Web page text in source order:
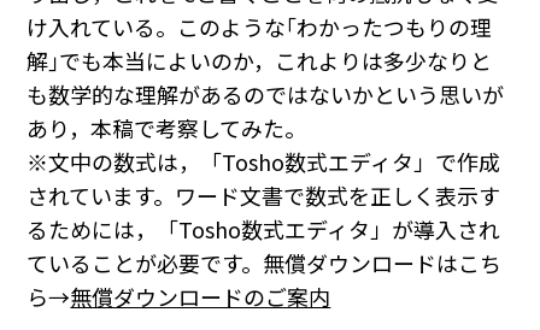
け入れている。このような｢わかったつもりの理
解｣でも本当によいのか，これよりは多少なりと
も数学的な理解があるのではないかという思いが
あり，本稿で考察してみた。
※文中の数式は，「Tosho数式エディタ」で作成
されています。ワード文書で数式を正しく表示す
るためには，「Tosho数式エディタ」が導入され
ていることが必要です。無償ダウンロードはこち
ら→無償ダウンロードのご案内